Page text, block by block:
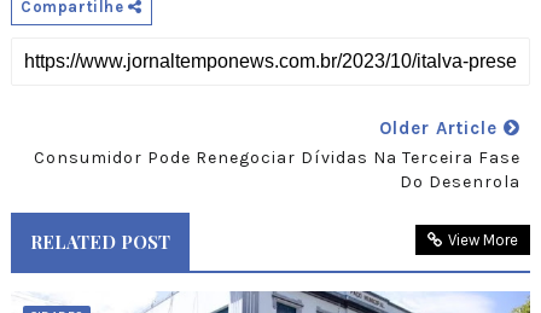
Compartilhe
Older Article
Consumidor Pode Renegociar Dívidas Na Terceira Fase
Do Desenrola
RELATED POST View More